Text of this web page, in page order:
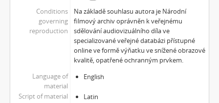
Conditions
governing
reproduction
Na základě souhlasu autora je Národní
filmový archiv oprávněn k veřejnému
sdělování audiovizuálního díla ve
specializované veřejné databázi přístupné
online ve formě výňatku ve snížené obrazové
kvalitě, opatřené ochranným prvkem.
Language of
material
English
Script of material Latin